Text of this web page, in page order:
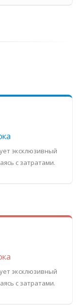
эксклюзивный
с затратами.
эксклюзивный
с затратами.